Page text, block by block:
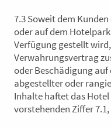
7.3 Soweit dem
oder auf dem
Verfügung gestellt
Verwahrungsvertrag
oder Beschädigung
abgestellter oder
Inhalte haftet das
vorstehenden Ziffer 7.1,